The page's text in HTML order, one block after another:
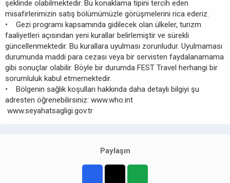
şeklinde olabilmektedir. Bu konaklama tipini tercih eden
misafirlerimizin satış bölümümüzle görüşmelerini rica ederiz.
• Gezi programı kapsamında gidilecek olan ülkeler, turizm
faaliyetleri açısından yeni kurallar belirlemiştir ve sürekli
güncellenmektedir. Bu kurallara uyulması zorunludur. Uyulmaması
durumunda maddi para cezası veya bir servisten faydalanamama
gibi sonuçlar olabilir. Böyle bir durumda FEST Travel herhangi bir
sorumluluk kabul etmemektedir.
• Bölgenin sağlık koşulları hakkında daha detaylı bilgiyi şu
adresten öğrenebilirsiniz: www.who.int
www.seyahatsagligi.gov.tr
Paylaşın